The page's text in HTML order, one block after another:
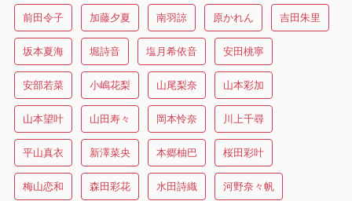
前田令子 加藤夕夏 南羽諒 原かれん 吉田朱里
坂本夏海 堀詩音 塩月希依音 安田桃寧
安部若菜 小嶋花梨 山尾梨奈 山本彩加
山本望叶 山田寿々 岡本怜奈 川上千尋
平山真衣 新澤菜央 本郷柚巴 桜田彩叶
梅山恋和 森田彩花 水田詩織 河野奈々帆